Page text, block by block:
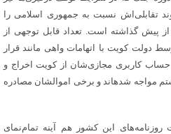
تقابلی‌اش نسبت به جمهوری اسلامی را
پیش گذاشته است. تعداد قابل توجهی از
دولت کویت با اتهامات واهی مانند قرار
کاربری مجازی‌شان از کویت اخراج و
برخی با برخوردهای خشن و ضرب و شتم مواجه شده‎اند و برخی اموالشان مصادره
این کشور هم آینه تمام‌نمای